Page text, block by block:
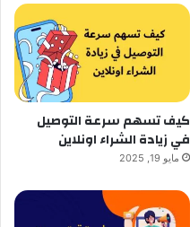
كيف تسهم سرعة التوصيل
في زيادة الشراء اونلاين
مايو 19, 2025